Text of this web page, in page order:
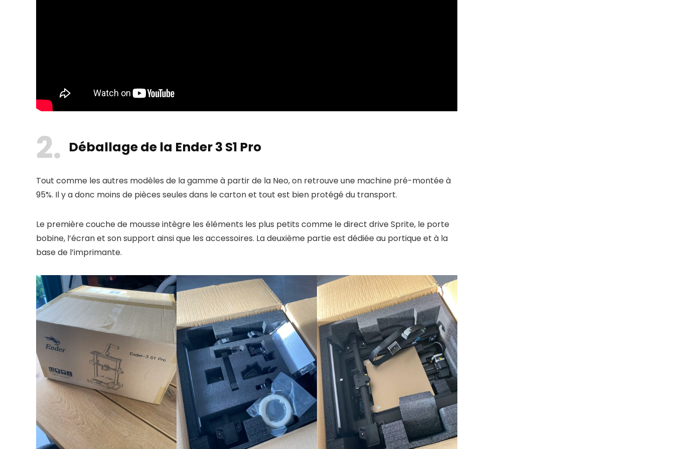
2 Déballage de la Ender 3 S1 Pro
Tout comme les autres modèles de la gamme à partir de la Neo, on retrouve une machine pré-montée à
95%. Il y a donc moins de pièces seules dans le carton et tout est bien protégé du transport.
Le première couche de mousse intègre les éléments les plus petits comme le direct drive Sprite, le porte
bobine, l’écran et son support ainsi que les accessoires. La deuxième partie est dédiée au portique et à la
base de l’imprimante.